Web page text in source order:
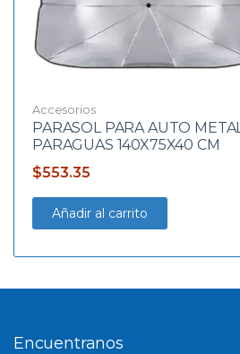
Accesorios
PARASOL PARA AUTO
PARAGUAS 140X75X40 CM
$553.35
Añadir al carrito
Encuentranos